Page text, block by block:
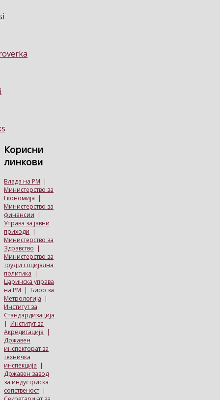
Корисни
линкови
Влада на РМ |
Министерство за
Економија |
Министерство за
финансии |
Управа за јавни
приходи |
Министерство за
Здравство |
Министерство за
труд и социјална
политика |
Царинска управа
на РМ | Биро за
Метрологија |
Институт за
Стандардизација
| Институт за
Акредитација |
Државен
инспекторат за
техничка
инспекција |
Државен завод
за индустриска
сопственост |